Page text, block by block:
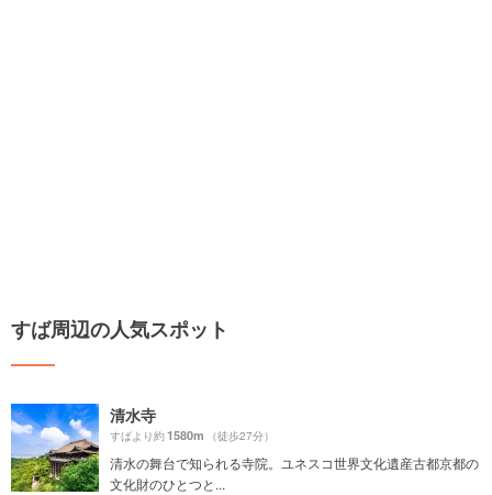
すば周辺の人気スポット
清水寺
すばより約1580m （徒歩27分）
清水の舞台で知られる寺院。ユネスコ世界文化遺産古都京都の
文化財のひとつと...